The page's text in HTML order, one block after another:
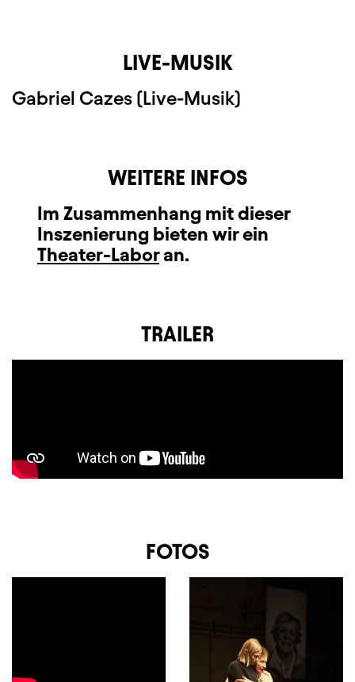
LIVE-MUSIK
Gabriel Cazes (Live-Musik)
WEITERE INFOS
Im Zusammenhang mit dieser
Inszenierung bieten wir ein
Theater-Laboran.
TRAILER
FOTOS